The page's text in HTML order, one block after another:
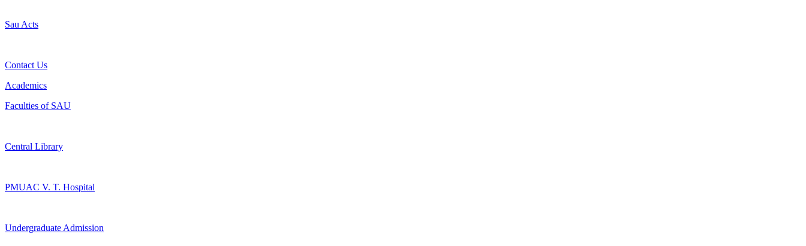
Sau Acts
Contact Us
Academics
Faculties of SAU
Central Library
PMUAC V. T. Hospital
Undergraduate Admission